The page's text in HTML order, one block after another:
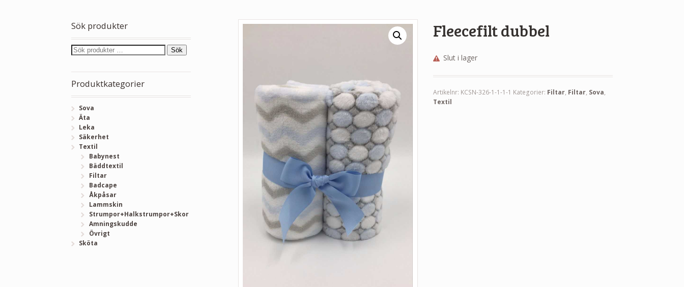
Fleecefilt dubbel
Slut i lager
Artikelnr: KCSN-326-1-1-1-1 Kategorier: Filtar, Filtar, Sova,
Textil
Sök produkter
Sök
Produktkategorier
Sova
Äta
Leka
Säkerhet
Textil
Babynest
Bäddtextil
Filtar
Badcape
Åkpåsar
Lammskin
Strumpor+Halkstrumpor+Skor
Amningskudde
Övrigt
Sköta